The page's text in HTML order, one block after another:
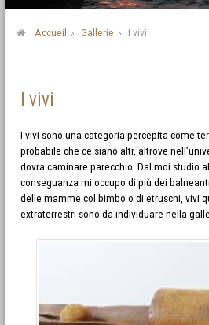
Accueil Gallerie I vivi
I vivi
I vivi sono una categoria percepita come
probabile che ce siano altr, altrove
dovra caminare parecchio. Dal moi studio
conseguanza mi occupo di più dei
delle mamme col bimbo o di etruschi, vivi
extraterrestri sono da individuare nella